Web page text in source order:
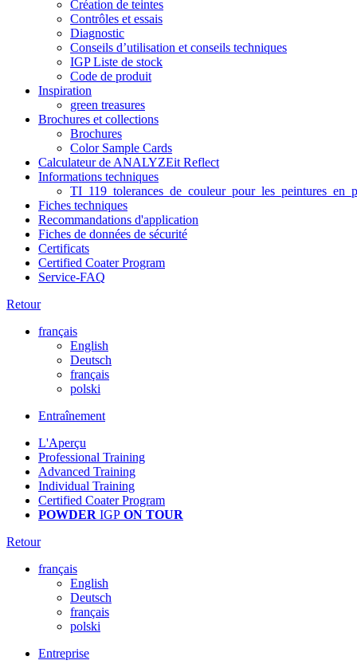
Création de teintes
Contrôles et essais
Diagnostic
Conseils d’utilisation et conseils techniques
IGP Liste de stock
Code de produit
Inspiration
green treasures
Brochures et collections
Brochures
Color Sample Cards
Calculateur de ANALYZEit Reflect
Informations techniques
Fiches techniques
Recommandations d'application
Fiches de données de sécurité
Certificats
Certified Coater Program
Service-FAQ
Retour
français
English
Deutsch
français
polski
Entraînement
L'Aperçu
Professional Training
Advanced Training
Individual Training
Certified Coater Program
POWDER IGP ON TOUR
Retour
français
English
Deutsch
français
polski
Entreprise